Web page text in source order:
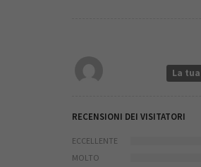
La
RECENSIONI DEI VISITATORI
ECCELLENTE
MOLTO